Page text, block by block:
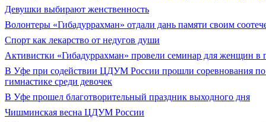
Девушки выбирают женственность
Волонтеры «Гибадуррахман» отдали дань памяти своим
Спорт как лекарство от недугов души
Активистки «Гибадуррахман» провели семинар для женщин в
В Уфе при содействии ЦДУМ России прошли соревнования по
гимнастике среди девочек
В Уфе прошел благотворительный праздник выходного дня
Чишминская весна ЦДУМ России